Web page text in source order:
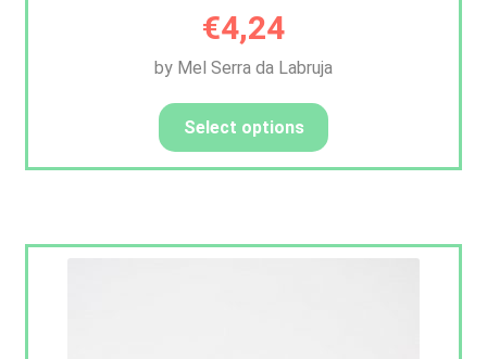
€4,24
by Mel Serra da Labruja
Select options